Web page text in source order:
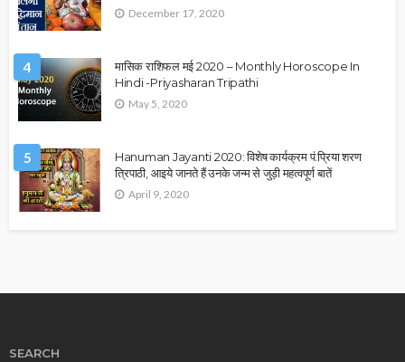
December 17, 2020
4
मासिक राशिफल मई 2020 – Monthly Horoscope In
Hindi -Priyasharan Tripathi
May 5, 2020
5
Hanuman Jayanti 2020: विशेष कार्यक्रम पं.प्रिया शरण
त्रिपाठी, आइये जानते हैं उनके जन्म से जुड़ी महत्वपूर्ण बातें
April 9, 2020
SEARCH